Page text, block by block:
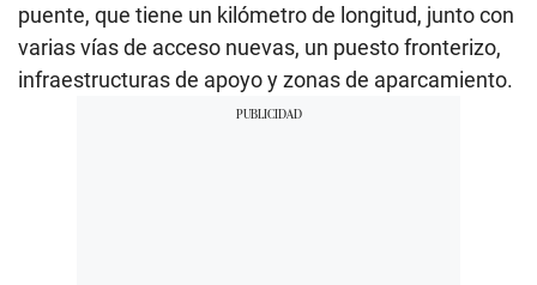
puente, que tiene un kilómetro de longitud, junto con
varias vías de acceso nuevas, un puesto fronterizo,
infraestructuras de apoyo y zonas de aparcamiento.